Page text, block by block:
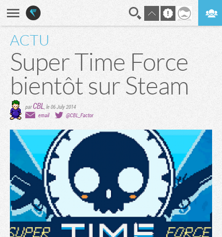
ACTU
Super Time Force
bientôt sur Steam
parCBL le 06 July 2014
email
@CBL_Factor